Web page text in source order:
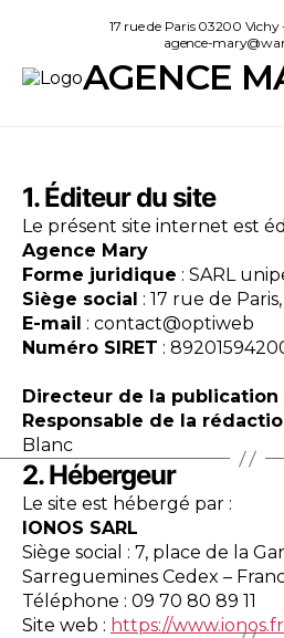
17 rue de Paris 03200 Vichy
agence-
AGENCE
Mentions
1. Éditeur du site
Le présent site internet est
Agence Mary
Forme juridique : SARL
Siège social : 17 rue de
E-mail : contact@optiweb
Numéro SIRET :
Directeur de la publication
Responsable de la
Blanc
2. Hébergeur
Le site est hébergé par :
IONOS SARL
Siège social : 7, place de la
Sarreguemines Cedex –
Téléphone : 09 70 80 89 11
Site web : https://www.ionos.fr